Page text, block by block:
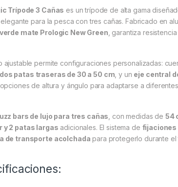
Trípode 3 Cañas es un trípode de alta gama
para la pesca con tres cañas. Fabricado en
verde mate Prologic New Green , garantiza
ajustable permite configuraciones personalizadas:
dos patas traseras de 30 a 50 cm , y un eje central
de altura y ángulo para adaptarse a
bars de lujo para tres cañas , con medidas de 54
y 2 patas largas adicionales. El sistema de fijaciones
de transporte acolchada para protegerlo durante el